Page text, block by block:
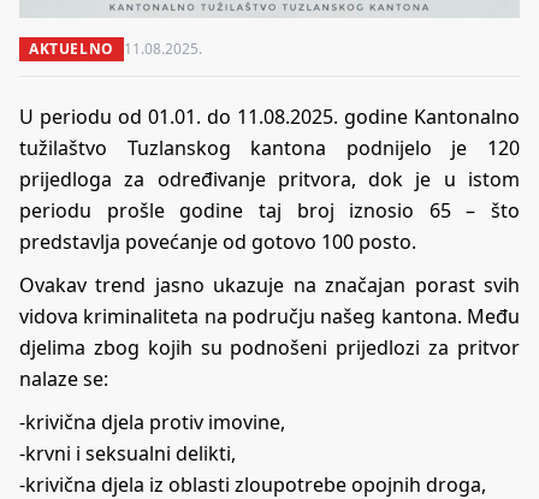
AKTUELNO 11.08.2025.
U periodu od 01.01. do 11.08.2025. godine Kantonalno
tužilaštvo Tuzlanskog kantona podnijelo je 120
prijedloga za određivanje pritvora, dok je u istom
periodu prošle godine taj broj iznosio 65 – što
predstavlja povećanje od gotovo 100 posto.
Ovakav trend jasno ukazuje na značajan porast svih
vidova kriminaliteta na području našeg kantona. Među
djelima zbog kojih su podnošeni prijedlozi za pritvor
nalaze se:
-krivična djela protiv imovine,
-krvni i seksualni delikti,
-krivična djela iz oblasti zloupotrebe opojnih droga,